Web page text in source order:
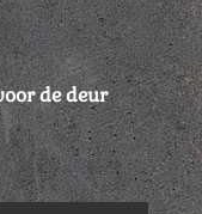
de deur